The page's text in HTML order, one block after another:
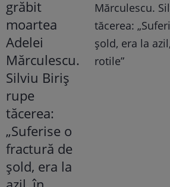
Mărculescu.
tăcerea:
șold, era la
rotile”